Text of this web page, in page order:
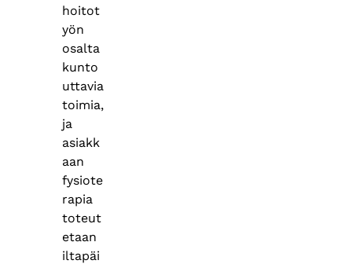
hoitot
yön
osalta
kunto
uttavia
toimia,
ja
asiakk
aan
fysiote
rapia
toteut
etaan
iltapäi